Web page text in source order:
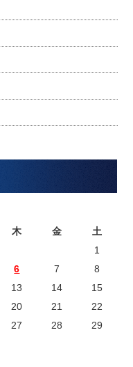
木 金 土
1
6 7
8
13 14
15
20 21
22
27 28
29